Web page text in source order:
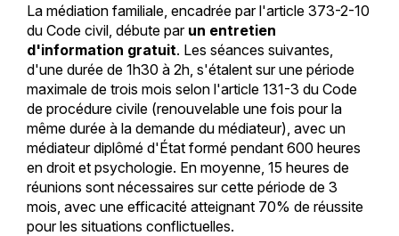
La médiation familiale, encadrée par l'article 373-2-10
du Code civil, débute par un entretien
d'information gratuit. Les séances suivantes,
d'une durée de 1h30 à 2h, s'étalent sur une période
maximale de trois mois selon l'article 131-3 du Code
de procédure civile (renouvelable une fois pour la
même durée à la demande du médiateur), avec un
médiateur diplômé d'État formé pendant 600 heures
en droit et psychologie. En moyenne, 15 heures de
réunions sont nécessaires sur cette période de 3
mois, avec une efficacité atteignant 70% de réussite
pour les situations conflictuelles.